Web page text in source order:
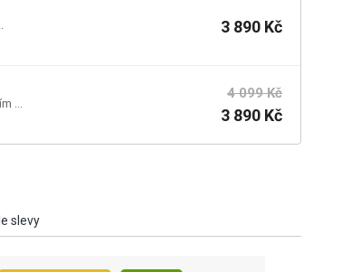
3 890 Kč
...
4 099 Kč
3 890 Kč